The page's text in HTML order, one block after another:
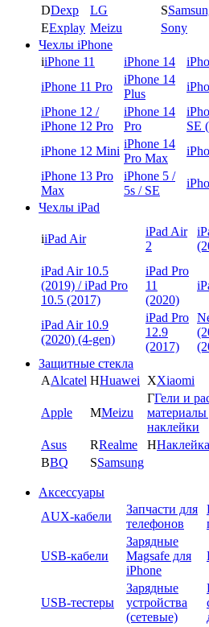
DDexp LG S
EExplay Meizu
Sony
Чехлы iPhone
iiPhone 11 iPhone 14
iPhone 11 Pro
iPhone 14
Plus
iPhone 12 /
iPhone 12 Pro
iPhone 14
Pro
SE
iPhone 12 Mini
iPhone 14
Pro Max
iPhone 13 Pro
Max
iPhone 5 /
5s / SE
Чехлы iPad
iiPad Air
iPad Air
2
iPad Air 10.5
(2019) / iPad Pro
10.5 (2017)
iPad Pro
11
(2020)
iPad Air 10.9
(2020) (4-gen)
iPad Pro
12.9
(2017)
Защитные стекла
AAlcatel HHuawei XXiaomi
Apple MMeizu
ГГели и
материалы
наклейки
Asus
RRealme Н
BBQ SSamsung
Аксессуары
AUX-кабели
Запчасти для
телефонов
USB-кабели
Зарядные
Magsafe для
iPhone
USB-тестеры
Зарядные
устройства
(сетевые)